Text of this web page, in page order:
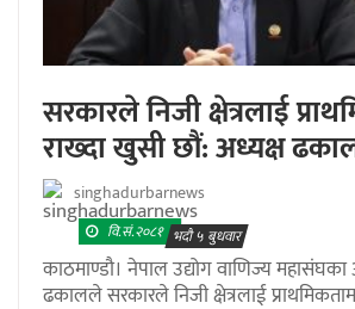
सरकारले निजी क्षेत्रलाई
राख्दा खुसी छौं: अध्यक्ष
singhadurbarnews
वि.सं.२०८१ भदौ ५ बुधवार
काठमाण्डौ। नेपाल उद्योग वाणिज्य महासंघका
ढकालले सरकारले निजी क्षेत्रलाई